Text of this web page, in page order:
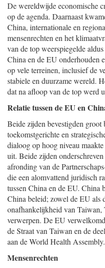
De wereldwijde economische
op de agenda. Daarnaast
China, internationale en
mensenrechten en het
van de top weerspiegelde
China en de EU onderhouden
op vele terreinen, inclusief de
stabiele en duurzame wereld.
dat na afloop van de top werd
Relatie tussen de EU en
Beide zijden bevestigden groot
toekomstgerichte en
dialoog op hoog niveau
uit. Beide zijden
afronding van de
die een alomvattend juridisch
tussen China en de EU. China
China beleid; zowel de EU als
onafhankelijkheid van
verwerpen. De EU
de Straat van Taiwan en de
aan de World Health Assembly.
Mensenrechten